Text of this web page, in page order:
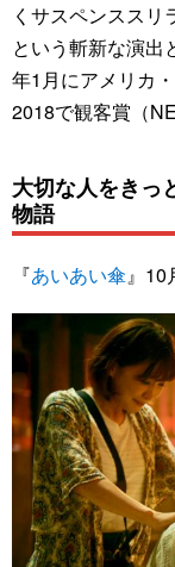
くサスペンスス
という斬新な演出
年1月にアメリカ
2018で観客賞（
大切な人をきっ
物語
『あいあい傘』10